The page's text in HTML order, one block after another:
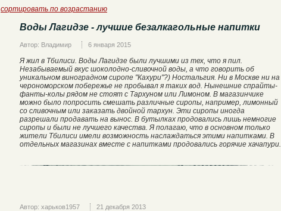
сортировать по возрастанию
Воды Лагидзе - лучшие безалкагольные напитки
Автор: Владимир 6 января 2015
Я жил в Тбилиси. Воды Лагидзе были лучшими из тех, что я пил.
Незабываемый вкус шоколодно-сливочной воды, а что говорить об
уникальном виноградном сиропе "Кахури"?) Ностальгия. Ни в Москве ни на
черономорском побережье не пробывал я таких вод. Нынешние спрайты-
фанты-колы рядом не стоят с Тархуном или Лимоном. В магазинчике
можно было попросить смешать различные сиропы, например, лимонный
со сливочным или заказать двойной тархун. Эти сиропы иногда
разрешали продавать на вынос. В бутылках продовались лишь немногие
сиропы и были не лучшего качества. Я полагаю, что в основном только
жители Тбилиси имели возможность наслаждаться этими напитками. В
отдельных магазинах вместе с напитками продовались горячие хачапури.
Автор: харьков1957 21 декабря 2013